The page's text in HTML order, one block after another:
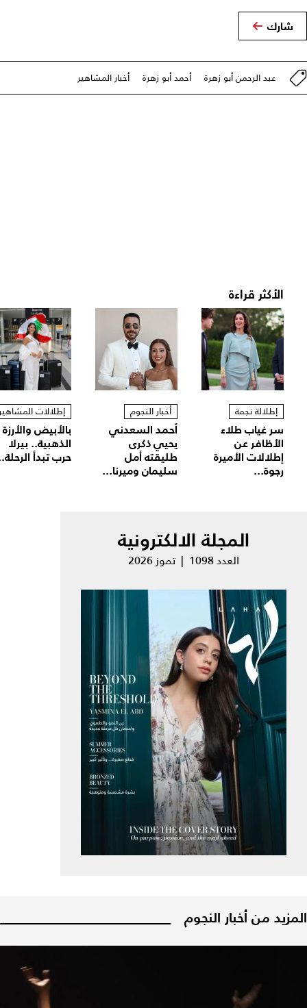
شارك
عبد الرحمن أبو زهرة أحمد أبو زهرة أخبار المشاهير
الأكثر قراءة
إطلالة نجمة
سر غياب طلاء
الأظافر عن
إطلالات الأميرة
رجوة...
أخبار النجوم
أحمد السعدني
يحيي ذكرى
طليقته أمل
سليمان وميرنا...
إطلالات
بالأبيض والأرزة
الذهبية.. بيرلا
حرب تبدأ
المجلة الالكترونية
العدد 1098 | تموز 2026
المزيد من أخبار النجوم